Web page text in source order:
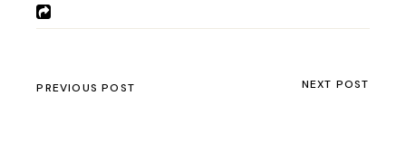
PREVIOUS POST NEXT POST